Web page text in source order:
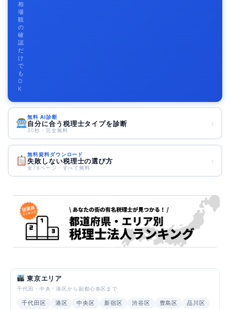
相
場
観
の
確
認
だ
け
で
も
O
K
無料 AI診断
自分に合う税理士タイプを診断
30秒・完全無料
›
無料資料ダウンロード
失敗しない税理士の選び方
全78ページ・すべて無料
›
東京エリア
千代田・中央・港区から副都心各区まで
千代田区 港区 中央区 新宿区 渋谷区 豊島区
品川区